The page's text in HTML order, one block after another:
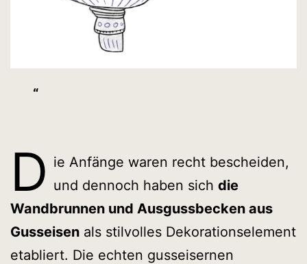
D ie Anfänge waren recht bescheiden,
und dennoch haben sich die
Wandbrunnen und Ausgussbecken aus
Gusseisen als stilvolles Dekorationselement
etabliert. Die echten gusseisernen